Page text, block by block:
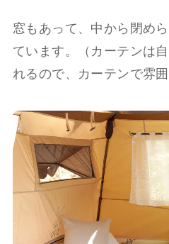
窓もあって、中から閉め
ています。（カーテンは
れるので、カーテンで雰